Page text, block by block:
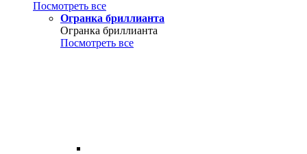
Посмотреть все
Огранка бриллианта
Огранка бриллианта
Посмотреть все